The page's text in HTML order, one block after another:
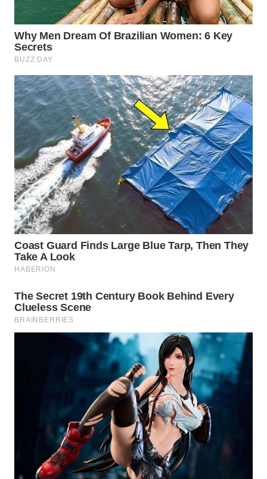
WN
BORNEO
Wahana
Group
WAHANA
NEWS
WAHANA
TANI
WAHANA
ADVOKAT
WAHANA
INFRASTRUKTUR
KONSUMEN
WAHANA
WAHANANEWS
ID